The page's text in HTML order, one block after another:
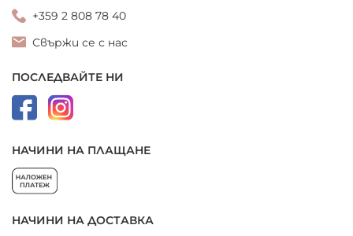
+359 2 808 78 40
Свържи се с нас
ПОСЛЕДВАЙТЕ НИ
НАЧИНИ НА ПЛАЩАНЕ
НАЧИНИ НА ДОСТАВКА